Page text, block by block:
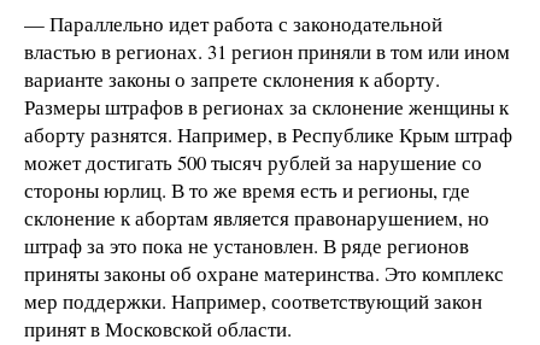
— Параллельно идет работа с законодательной
властью в регионах. 31 регион приняли в том или ином
варианте законы о запрете склонения к аборту.
Размеры штрафов в регионах за склонение женщины к
аборту разнятся. Например, в Республике Крым штраф
может достигать 500 тысяч рублей за нарушение со
стороны юрлиц. В то же время есть и регионы, где
склонение к абортам является правонарушением, но
штраф за это пока не установлен. В ряде регионов
приняты законы об охране материнства. Это комплекс
мер поддержки. Например, соответствующий закон
принят в Московской области.